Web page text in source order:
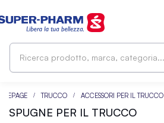
TRUCCO ACCESSORI PER IL TRUCCO
SPUGNE PER IL TRUCCO